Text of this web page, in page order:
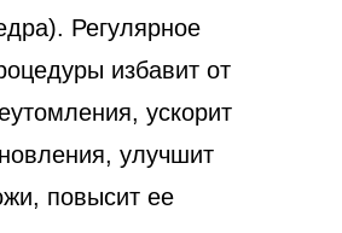
Регулярное
избавит от
ускорит
улучшит
повысит ее